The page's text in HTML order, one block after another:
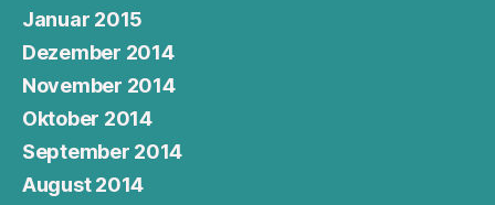
Januar 2015
Dezember 2014
November 2014
Oktober 2014
September 2014
August 2014